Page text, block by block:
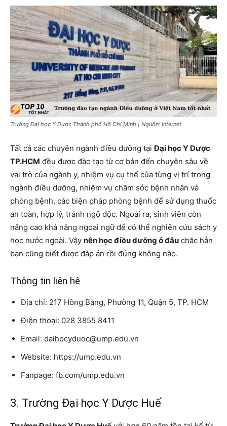
Trường Đại học Y Dược Thành phố Hồ Chí Minh | Nguồn: Internet
Tất cả các chuyên ngành điều dưỡng tạiĐại học Y Dược
TP.HCM đều được đào tạo từ cơ bản đến chuyên sâu về
vai trò của ngành y, nhiệm vụ cụ thể của từng vị trí trong
ngành điều dưỡng, nhiệm vụ chăm sóc bệnh nhân và
phòng bệnh, các biện pháp phòng bệnh để sử dụng thuốc
an toàn, hợp lý, tránh ngộ độc. Ngoài ra, sinh viên còn
nâng cao khả năng ngoại ngữ để có thể nghiên cứu sách y
học nước ngoài. Vậy nên học điều dưỡng ở đâu chắc hẳn
bạn cũng biết được đáp án rồi đúng không nào.
Thông tin liên hệ
Địa chỉ: 217 Hồng Bàng, Phường 11, Quận 5, TP. HCM
Điện thoại: 028 3855 8411
Email: daihocyduoc@ump.edu.vn
Website: https://ump.edu.vn
Fanpage: fb.com/ump.edu.vn
3. Trường Đại học Y Dược Huế